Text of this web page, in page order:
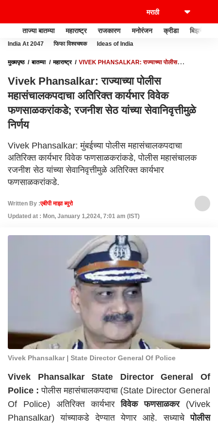
ताज्या बातम्या महाराष्ट्र राजकारण मनोरंजन क्रीडा बिझनेस
India At 2047 फिफा विश्वचषक Ideas of India
मुख्यपृष्ठ बातम्या महाराष्ट्र
VIVEK PHANSALKAR: राज्याच्या पोलीस
निर्णय
Vivek Phansalkar: राज्याच्या पोलीस
महासंचालकपदाचा अतिरिक्त कार्यभार विवेक
फणसाळकरांकडे; रजनीश सेठ यांच्या सेवानिवृत्तीमुळे
निर्णय
Vivek Phansalkar: मुंबईच्या पोलीस महासंचालकपदाचा
अतिरिक्त कार्यभार विवेक फणसाळकरांकडे, पोलीस महासंचालक
रजनीश सेठ यांच्या सेवानिवृत्तीमुळे अतिरिक्त कार्यभार
फणसाळकरांकडे.
Written By :एबीपी माझा ब्युरो
Updated at : Mon, January 1,2024, 7:01 am (IST)
Vivek Phansalkar | State Director General Of Police
Vivek Phansalkar State Director General Of
Police : पोलीस महासंचालकपदाचा (State Director General
Of Police) अतिरिक्त कार्यभारविवेक फणसाळकर(Vivek
Phansalkar) यांच्याकडे देण्यात येणार आहे. सध्याचेपोलीस